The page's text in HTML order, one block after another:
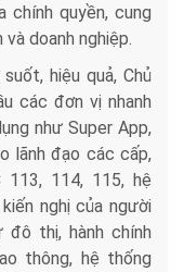
quyền, cung
doanh nghiệp.
hiệu quả, Chủ
các đơn vị nhanh
như Super App,
lãnh đạo các cấp,
114, 115, hệ
nghị của người
thị, hành chính
thông, hệ thống